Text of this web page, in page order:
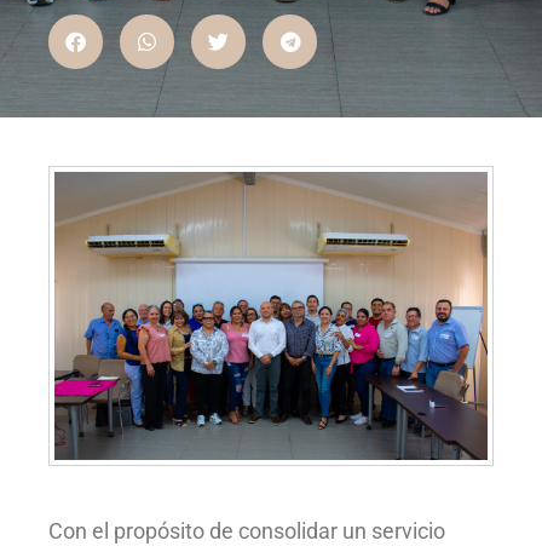
Con el propósito de consolidar un servicio